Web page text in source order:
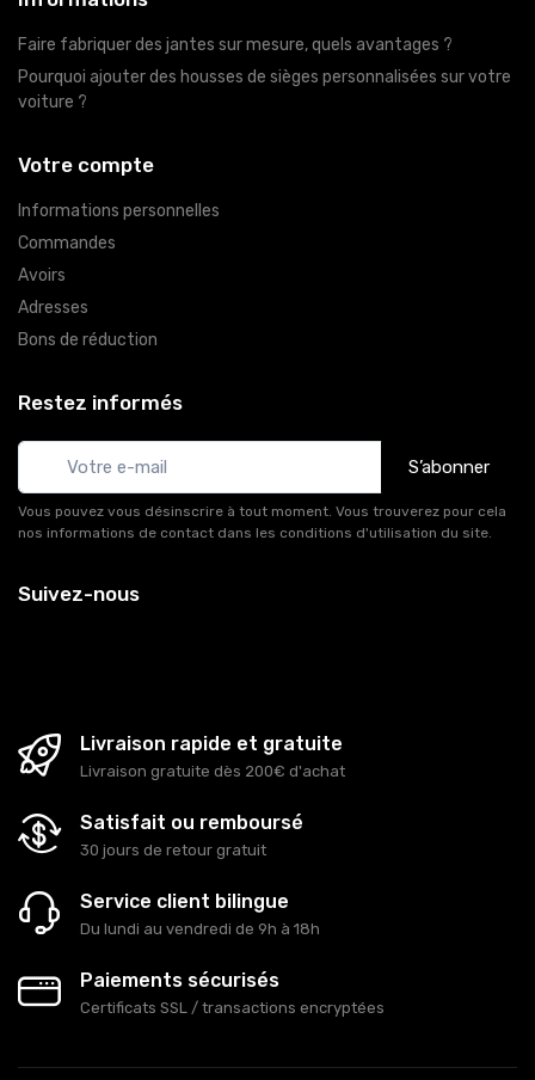
Faire fabriquer des jantes sur mesure, quels avantages ?
Pourquoi ajouter des housses de sièges personnalisées sur votre
voiture ?
Votre compte
Informations personnelles
Commandes
Avoirs
Adresses
Bons de réduction
Restez informés
S’abonner
Vous pouvez vous désinscrire à tout moment. Vous trouverez pour cela
nos informations de contact dans les conditions d'utilisation du site.
Suivez-nous
Livraison rapide et gratuite
Livraison gratuite dès 200€ d'achat
Satisfait ou remboursé
30 jours de retour gratuit
Service client bilingue
Du lundi au vendredi de 9h à 18h
Paiements sécurisés
Certificats SSL / transactions encryptées